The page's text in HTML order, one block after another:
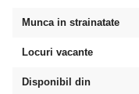
Munca in strainatate
Locuri vacante
Disponibil din